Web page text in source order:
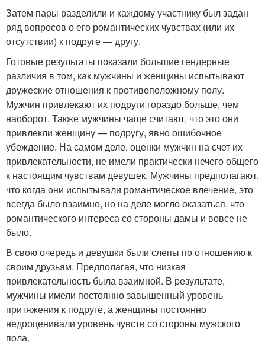
Затем пары разделили и каждому участнику был задан
ряд вопросов о его романтических чувствах (или их
отсутствии) к подруге — другу.
Готовые результаты показали большие гендерные
различия в том, как мужчины и женщины испытывают
дружеские отношения к противоположному полу.
Мужчин привлекают их подруги гораздо больше, чем
наоборот. Также мужчины чаще считают, что это они
привлекли женщину — подругу, явно ошибочное
убеждение. На самом деле, оценки мужчин на счет их
привлекательности, не имели практически нечего общего
к настоящим чувствам девушек. Мужчины предполагают,
что когда они испытывали романтическое влечение, это
всегда было взаимно, но на деле могло оказаться, что
романтического интереса со стороны дамы и вовсе не
было.
В свою очередь и девушки были слепы по отношению к
своим друзьям. Предполагая, что низкая
привлекательность была взаимной. В результате,
мужчины имели постоянно завышенный уровень
притяжения к подруге, а женщины постоянно
недооценивали уровень чувств со стороны мужского
пола.